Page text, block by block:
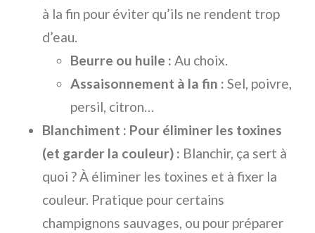
à la fin pour éviter qu’ils ne rendent trop
d’eau.
Beurre ou huile : Au choix.
Assaisonnement à la fin : Sel, poivre,
persil, citron…
Blanchiment : Pour éliminer les toxines
(et garder la couleur) : Blanchir, ça sert à
quoi ? À éliminer les toxines et à fixer la
couleur. Pratique pour certains
champignons sauvages, ou pour préparer